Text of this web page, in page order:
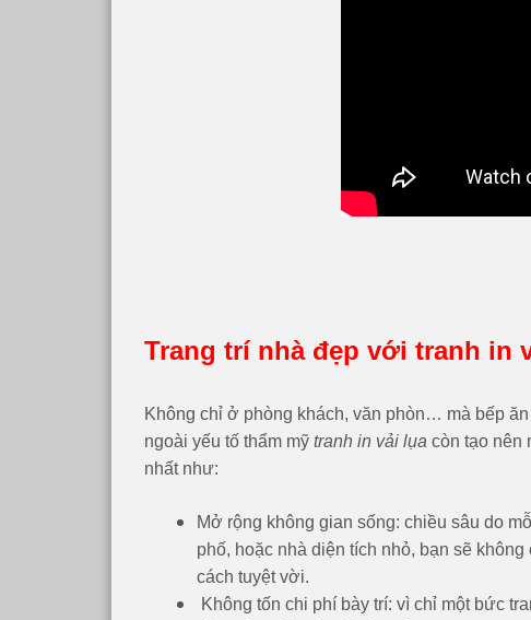
Trang trí nhà đẹp với tranh in
Không chỉ ở phòng khách, văn phòn… mà bếp
ngoài yếu tố thẩm mỹ tranh in vải lụa còn tạo nên
nhất như:
Mở rộng không gian sống: chiều sâu do
phố, hoặc nhà diện tích nhỏ, bạn sẽ
cách tuyệt vời.
Không tốn chi phí bày trí: vì chỉ một bức